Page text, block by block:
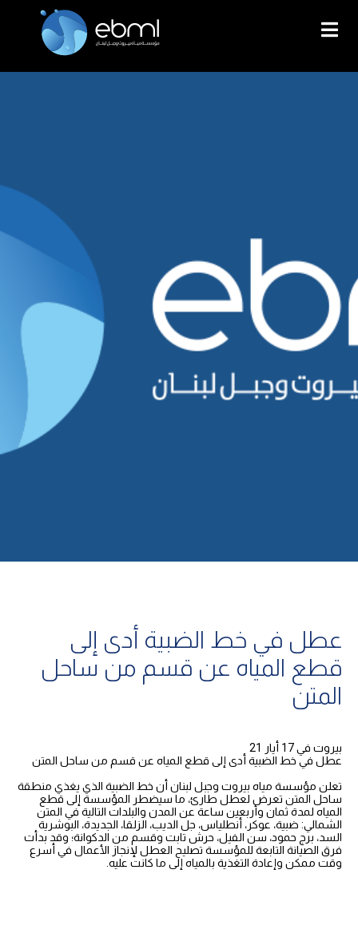
عطل في خط الضبية أدى إلى
قطع المياه عن قسم من ساحل
المتن
بيروت في 17 أيار 21
عطل في خط الضبية أدى إلى قطع المياه عن قسم من ساحل المتن
تعلن مؤسسة مياه بيروت وجبل لبنان أن خط الضبية الذي يغذي منطقة
ساحل المتن تعرض لعطل طارئ، ما سيضطر المؤسسة إلى قطع
المياه لمدة ثمان وأربعين ساعة عن المدن والبلدات التالية في المتن
الشمالي: ضبية، عوكر، أنطلياس، جل الديب، الزلقا، الجديدة، البوشرية
السد، برج حمود، سن الفيل، حرش تابت وقسم من الدكوانة؛ وقد بدأت
فرق الصيانة التابعة للمؤسسة تصليح العطل لإنجاز الأعمال في أسرع
وقت ممكن وإعادة التغذية بالمياه إلى ما كانت عليه.